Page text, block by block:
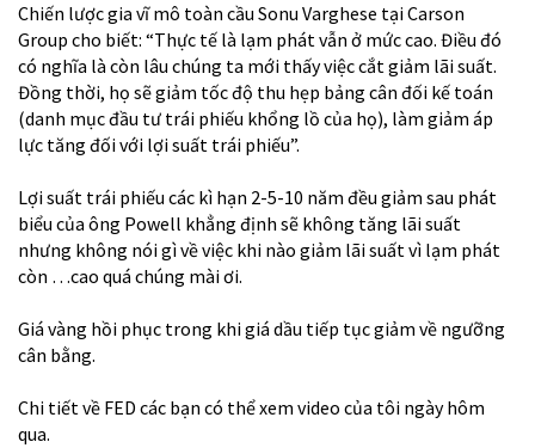
Chiến lược gia vĩ mô toàn cầu Sonu Varghese tại Carson
Group cho biết: “Thực tế là lạm phát vẫn ở mức cao. Điều đó
có nghĩa là còn lâu chúng ta mới thấy việc cắt giảm lãi suất.
Đồng thời, họ sẽ giảm tốc độ thu hẹp bảng cân đối kế toán
(danh mục đầu tư trái phiếu khổng lồ của họ), làm giảm áp
lực tăng đối với lợi suất trái phiếu”.
Lợi suất trái phiếu các kì hạn 2-5-10 năm đều giảm sau phát
biểu của ông Powell khẳng định sẽ không tăng lãi suất
nhưng không nói gì về việc khi nào giảm lãi suất vì lạm phát
còn …cao quá chúng mài ơi.
Giá vàng hồi phục trong khi giá dầu tiếp tục giảm về ngưỡng
cân bằng.
Chi tiết về FED các bạn có thể xem video của tôi ngày hôm
qua.